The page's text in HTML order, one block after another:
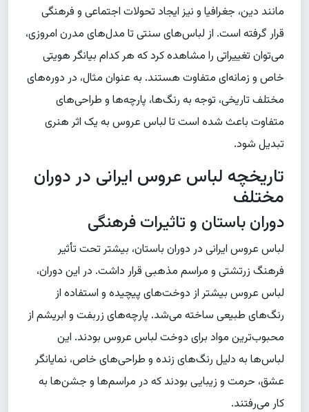
مانند دین، جغرافیا و نیز ایجاد تحولات اجتماعی و فرهنگی
قرار گرفته است. از لباس‌های سنتی تا مدل‌های مدرن امروزی،
می‌توان تغییراتی را مشاهده کرد که هر کدام بیانگر هویتی
خاص و زمانه‌ای متفاوت هستند. به عنوان مثال، در دوره‌های
مختلف تاریخی، توجه به رنگ‌ها، پارچه‌ها و طراحی‌های
متفاوت باعث شده است تا لباس عروس به یک اثر هنری
تبدیل شود.
تاریخچه لباس عروس ایرانی در دوران
مختلف
دوران باستان و تاثیرات فرهنگی
لباس عروس ایرانی در دوران باستان، بیشتر تحت تأثیر
فرهنگ زرتشتی و مراسم مذهبی قرار داشت. در این دوران،
لباس عروس بیشتر از دوخت‌های پیچیده و استفاده از
رنگ‌های طبیعی ساخته می‌شد. پارچه‌های زربفت و ابریشم از
محبوب‌ترین مواد برای دوخت لباس عروس بودند. این
لباس‌ها به دلیل رنگ‌های زنده و طراحی‌های خاص، نمایانگر
عشق، حرمت و زیبایی بودند که در مراسم‌ها و جشن‌ها به
کار می‌رفتند.